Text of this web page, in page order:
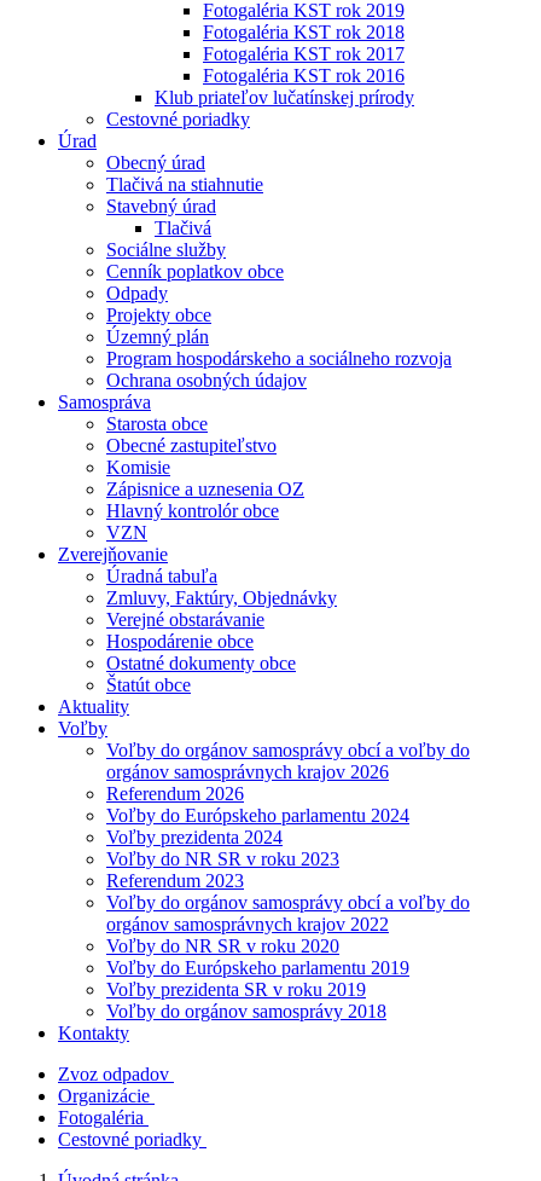
Fotogaléria KST rok 2019
Fotogaléria KST rok 2018
Fotogaléria KST rok 2017
Fotogaléria KST rok 2016
Klub priateľov lučatínskej prírody
Cestovné poriadky
Úrad
Obecný úrad
Tlačivá na stiahnutie
Stavebný úrad
Tlačivá
Sociálne služby
Cenník poplatkov obce
Odpady
Projekty obce
Územný plán
Program hospodárskeho a sociálneho rozvoja
Ochrana osobných údajov
Samospráva
Starosta obce
Obecné zastupiteľstvo
Komisie
Zápisnice a uznesenia OZ
Hlavný kontrolór obce
VZN
Zverejňovanie
Úradná tabuľa
Zmluvy, Faktúry, Objednávky
Verejné obstarávanie
Hospodárenie obce
Ostatné dokumenty obce
Štatút obce
Aktuality
Voľby
Voľby do orgánov samosprávy obcí a voľby do
orgánov samosprávnych krajov 2026
Referendum 2026
Voľby do Európskeho parlamentu 2024
Voľby prezidenta 2024
Voľby do NR SR v roku 2023
Referendum 2023
Voľby do orgánov samosprávy obcí a voľby do
orgánov samosprávnych krajov 2022
Voľby do NR SR v roku 2020
Voľby do Európskeho parlamentu 2019
Voľby prezidenta SR v roku 2019
Voľby do orgánov samosprávy 2018
Kontakty
Zvoz odpadov
Organizácie
Fotogaléria
Cestovné poriadky